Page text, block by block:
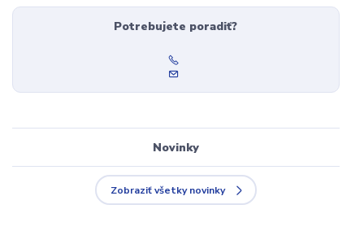
Potrebujete poradiť?
Novinky
Zobraziť všetky novinky